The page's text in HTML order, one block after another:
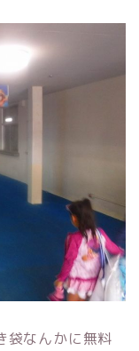
袋なんかに無料